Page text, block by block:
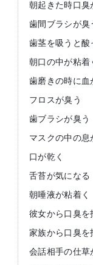
朝起きた時口臭
歯間ブラシが臭
歯茎を吸うと酸
朝口の中が粘着
歯磨きの時に血
フロスが臭う
歯ブラシが臭う
マスクの中の息
口が乾く
舌苔が気になる
朝唾液が粘着く
彼女から口臭を
家族から口臭を
会話相手の仕草